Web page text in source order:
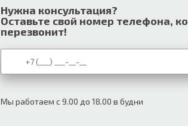
Нужна консультация?
Оставьте свой номер телефона,
перезвонит!
Мы работаем с 9.00 до 18.00 в будни